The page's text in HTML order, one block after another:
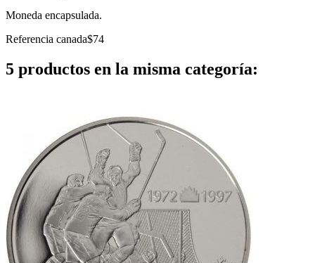
Moneda encapsulada.
Referencia canada$74
5 productos en la misma categoría: